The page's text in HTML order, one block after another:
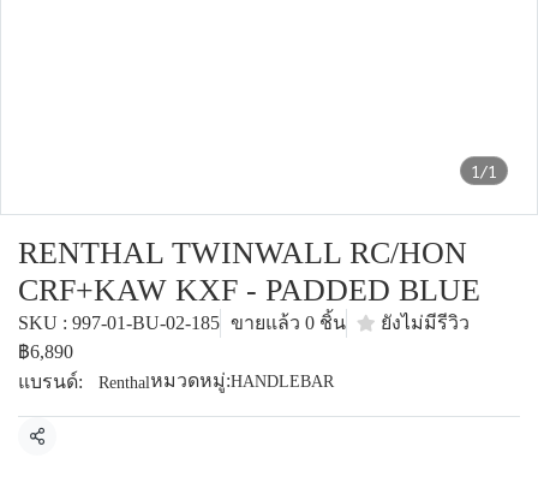
1/1
RENTHAL TWINWALL RC/HON
CRF+KAW KXF - PADDED BLUE
SKU : 997-01-BU-02-185 ขายแล้ว 0 ชิ้น
ยังไม่มีรีวิว
฿6,890
แบรนด์:
Renthalหมวดหมู่:HANDLEBAR
แชร์